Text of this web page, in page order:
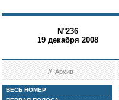
N°236
19 декабря 2008
//Архив
ВЕСЬ НОМЕР